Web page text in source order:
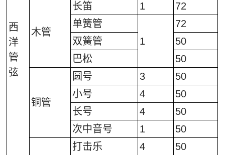
西
洋
管
弦
木管
长笛 1
72
单簧管
1
72
双簧管
50
巴松
50
铜管
圆号 3
50
小号
4
50
长号
4
50
次中音号
1
50
打击乐
4 50